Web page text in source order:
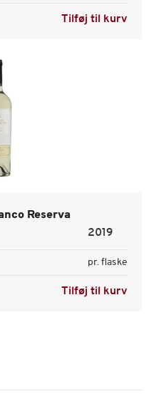
Tilføj til kurv
Reserva
2019
pr. flaske
Tilføj til kurv